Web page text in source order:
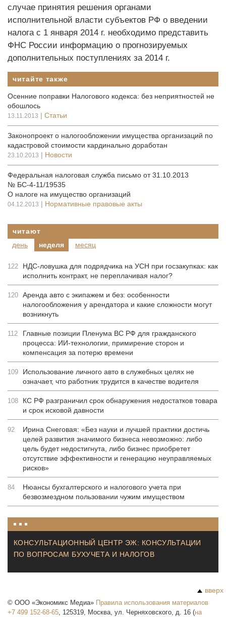
случае принятия решения органами
исполнительной власти субъектов РФ о введении
налога с 1 января 2014 г. необходимо представить
ФНС России информацию о прогнозируемых
дополнительных поступлениях за 2014 г.
читайте также
Осенние поправки Налогового кодекса: без неприятностей не
обошлось
13.11.2013 | Статьи
Законопроект о налогообложении имущества организаций по
кадастровой стоимости кардинально доработан
23.10.2013 | Новости
Федеральная налоговая служба письмо от 31.10.2013
№ БС-4-11/19535
О налоге на имущество организаций
04.12.2013 | Нормативные правовые акты
читают
день
неделя месяц
122
НДС-ловушка для подрядчика на УСН при госзакупках: как
исполнить контракт, не переплачивая налог?
120 Аренда авто с экипажем и без: особенности
налогообложения у арендатора и какие сложности могут
возникнуть
112
Главные позиции Пленума ВС РФ для гражданского
процесса: ИИ-технологии, примирение сторон и
компенсация за потерю времени
109
Использование личного авто в служебных целях не
означает, что работник трудится в качестве водителя
108
КС РФ разграничил срок обнаружения недостатков товара
и срок исковой давности
92
Ирина Снеговая: «Без науки и лучшей практики достичь
целей развития значимого бизнеса невозможно: либо
цель будет недостигнута, либо бизнес приобретет
отсутствие эффективности и генерацию неуправляемых
рисков»
84
Нюансы бухгалтерского и налогового учета при
безвозмездном пользовании чужим имуществом
КОНСУЛЬТАЦИОННЫЙ ЦЕНТР ЭЖ: КОНСУЛЬТАЦИИ
ПО ВОПРОСАМ БУХУЧЕТА И НАЛОГОВ
вверх
© ООО «Экономикс Медиа» Правила использования материалов
+7 499 152-68-65, 125319, Москва, ул. Черняховского, д. 16 (на